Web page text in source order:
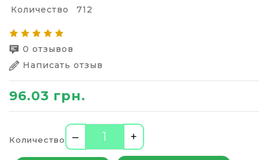
Количество
712
0 отзывов
Написать отзыв
96.03 грн.
Количество – +